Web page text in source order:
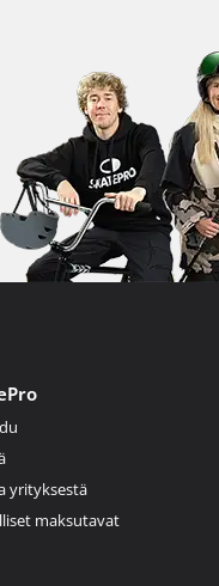
yrityksestä
maksutavat